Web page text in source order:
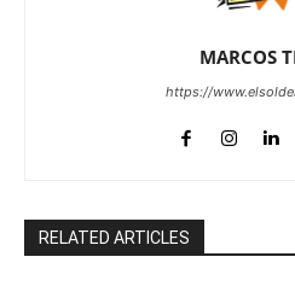
MARCOS
https://
RELATED ARTICLES